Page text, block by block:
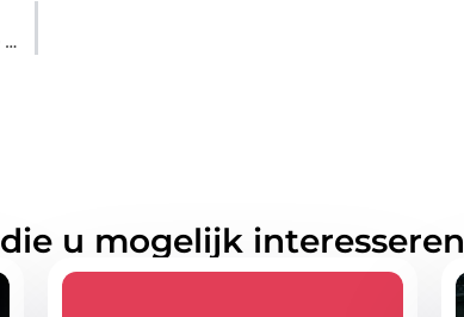
Er zijn nog steeds momenten van gebrekkige riolerings- en afwateringssystemen in Waddinxveen
die u mogelijk interesseren